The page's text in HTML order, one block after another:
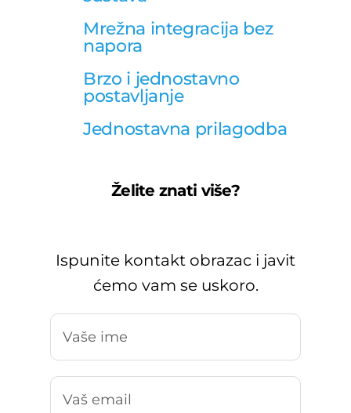
Mrežna integracija bez
napora
Brzo i jednostavno
postavljanje
Jednostavna prilagodba
Želite znati više?
Ispunite kontakt obrazac i javit
ćemo vam se uskoro.